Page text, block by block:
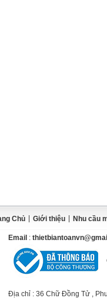
Chủ Giới thiệu Nhu cầu
Email :
Địa chỉ : 36 Chữ Đồng Tử ,